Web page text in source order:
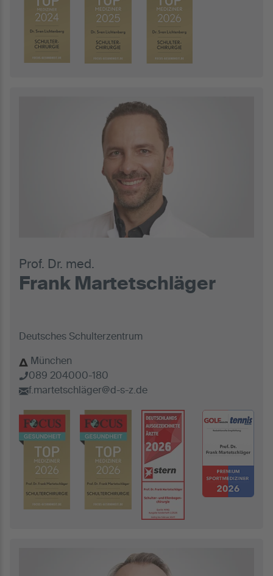
Prof. Dr. med.
Frank Martetschläger
Deutsches Schulterzentrum
München
089 204000-180
f.martetschläger@d-s-z.de